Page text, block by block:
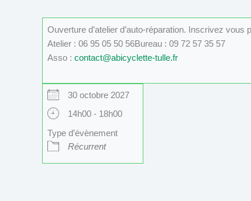
Ouverture d’atelier d’auto-réparation. Inscrivez
Atelier : 06 95 05 50 56Bureau : 09 72 57 35 57
Asso : contact@abicyclette-tulle.fr
30 octobre 2027
14h00 - 18h00
Type d’évènement
Récurrent